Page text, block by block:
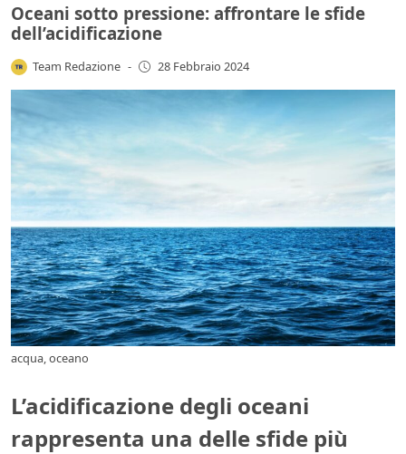
Oceani sotto pressione: affrontare le sfide
dell’acidificazione
Team Redazione - 28 Febbraio 2024
acqua, oceano
L’acidificazione degli oceani
rappresenta una delle sfide più